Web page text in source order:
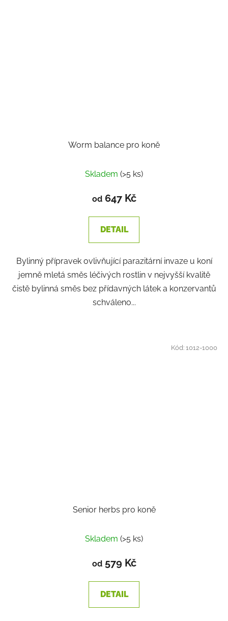
Worm balance pro koně
Skladem (>5 ks)
od647 Kč
DETAIL
Bylinný přípravek ovlivňující parazitární invaze u koní
jemně mletá směs léčivých rostlin v nejvyšší kvalitě
čistě bylinná směs bez přídavných látek a konzervantů
schváleno...
Senior herbs pro koně
Skladem (>5 ks)
od579 Kč
DETAIL
Kód:1012-1000